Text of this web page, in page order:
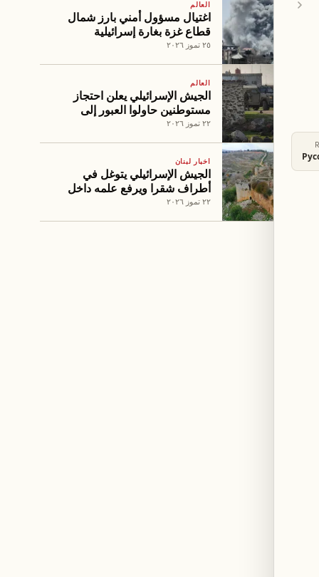
العالم
اغتيال مسؤول أمني بارز شمال
قطاع غزة بغارة إسرائيلية
٢٥ تموز ٢٠٢٦
العالم
الجيش الإسرائيلي يعلن احتجاز
مستوطنين حاولوا العبور إلى
سوريا
٢٢ تموز ٢٠٢٦
اخبار لبنان
الجيش الإسرائيلي يتوغل في
أطراف شقرا ويرفع علمه داخل
قلعة دوبيه الأثرية
٢٢ تموز ٢٠٢٦